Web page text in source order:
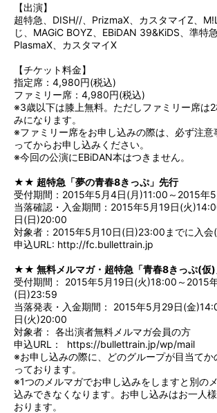
【出演】
超特急、DISH//、PrizmaX、カスタマイZ、
じ、MAGiC BOYZ、EBiDAN 39&KiDS、準特
PlasmaX、カスタマイX
【チケット料金】
指定席：4,980円(税込)
ファミリー席：4,980円(税込)
※3歳以下は膝上無料。ただしファミリー席は
みになります。
※ファミリー席をお申し込みの際は、必ず注意
ってからお申し込みください。
※今回の公演にEBiDAN本はつきません。
★★ 超特急「夢の青春8きっぷ」先行
受付期間：2015年5月4日(月)11:00～2015年
当落確認・入金期間：2015年5月19日(火
日(日)20:00
対象者：2015年5月10日(日)23:00までに入会
申込URL: http://fc.bullettrain.jp
★★ 無料メルマガ・超特急「青春8きっぷ(仮)
受付期間： 2015年5月19日(火)18:00～2015
(日)23:59
当落発表・入金期間： 2015年5月29日(金
日(火)20:00
対象者： 各出演者無料メルマガ会員の方
申込URL： https://bullettrain.jp/wp/mail
※お申し込みの際に、どのグループが目当てか
っております。
※1つのメルマガでお申し込みをしますと別の
込みできなくなります。お申し込みはお一人
おります。